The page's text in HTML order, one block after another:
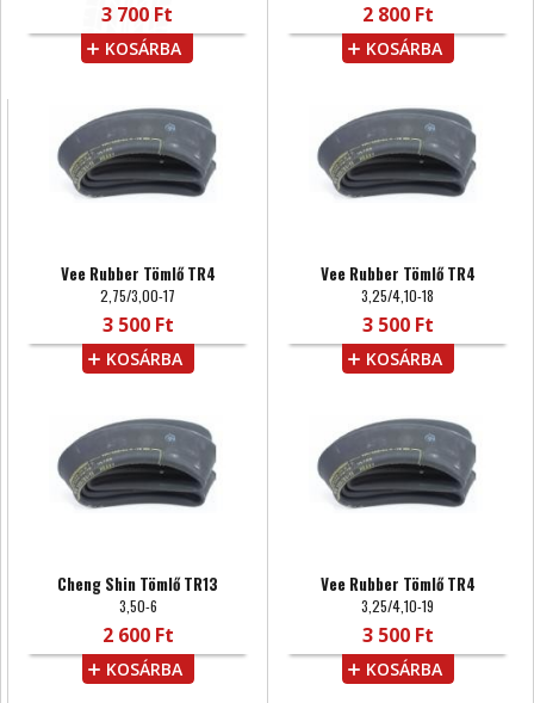
3 700 Ft
KOSÁRBA
2 800 Ft
KOSÁRBA
Vee Rubber Tömlő TR4
2,75/3,00-17
3 500 Ft
KOSÁRBA
Vee Rubber Tömlő TR4
3,25/4,10-18
3 500 Ft
KOSÁRBA
Cheng Shin Tömlő TR13
3,50-6
2 600 Ft
KOSÁRBA
Vee Rubber Tömlő TR4
3,25/4,10-19
3 500 Ft
KOSÁRBA